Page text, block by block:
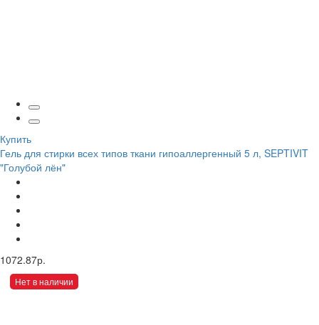
Купить
Гель для стирки всех типов ткани гипоаллергенный 5 л, SEPTIVIT
"Голубой лён"
1072.87р.
Нет в наличии